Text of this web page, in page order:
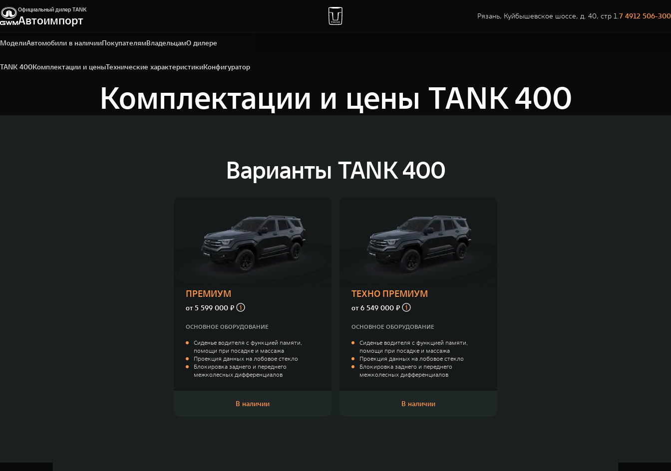
Официальный дилер TANK
Автоимпорт Рязань, Куйбышевское шоссе, д. 40, стр 1.7 4912 506-300
МоделиАвтомобили в наличииПокупателямВладельцамО дилере
Рязань, Куйбышевское шоссе, д. 40, стр 1.
7 4912 506-300
TANK 400Комплектации и ценыТехнические характеристикиКонфигуратор
Комплектации и цены TANK 400
Варианты TANK 400
ПРЕМИУМ
от5 599 000 ₽
ОСНОВНОЕ ОБОРУДОВАНИЕ
Сиденье водителя с функцией памяти,
помощи при посадке и массажа
Проекция данных на лобовое стекло
Блокировка заднего и переднего
межколесных дифференциалов
В наличии
ТЕХНО ПРЕМИУМ
от6 549 000 ₽
ОСНОВНОЕ ОБОРУДОВАНИЕ
Сиденье водителя с функцией памяти,
помощи при посадке и массажа
Проекция данных на лобовое стекло
Блокировка заднего и переднего
межколесных дифференциалов
В наличии